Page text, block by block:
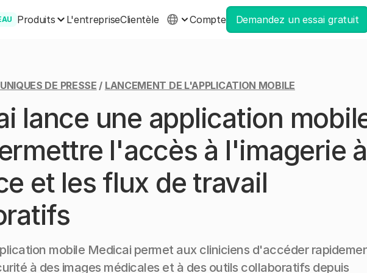
Produits L'entrepriseClientèle Compte Demandez un essai gratuit
DE PRESSE / LANCEMENT DE L'APPLICATION MOBILE
lance une application
l'accès à l'imagerie à
et les flux de travail
mobile Medicai permet aux cliniciens d'accéder
à des images médicales et à des outils collaboratifs depuis